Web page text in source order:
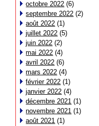
octobre 2022 (6)
septembre 2022 (2)
août 2022 (1)
juillet 2022 (5)
juin 2022 (2)
mai 2022 (4)
avril 2022 (6)
mars 2022 (4)
février 2022 (1)
janvier 2022 (4)
décembre 2021 (1)
novembre 2021 (1)
août 2021 (1)